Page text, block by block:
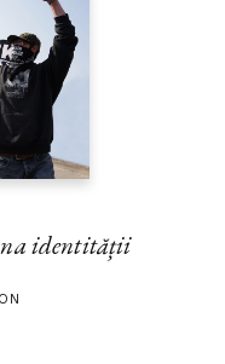
identității